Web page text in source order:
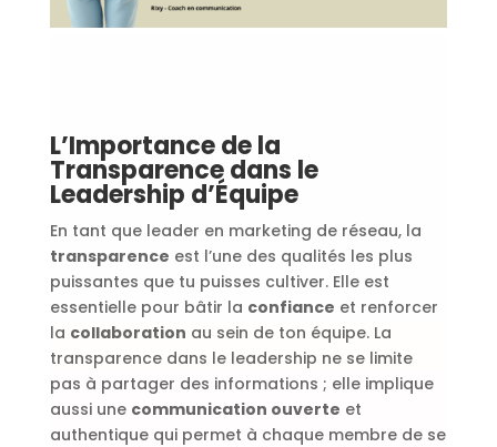
L’Importance de la
Transparence dans le
Leadership d’Équipe
En tant que leader en marketing de réseau, la
transparence est l’une des qualités les plus
puissantes que tu puisses cultiver. Elle est
essentielle pour bâtir la confiance et renforcer
la collaboration au sein de ton équipe. La
transparence dans le leadership ne se limite
pas à partager des informations ; elle implique
aussi une communication ouverte et
authentique qui permet à chaque membre de se